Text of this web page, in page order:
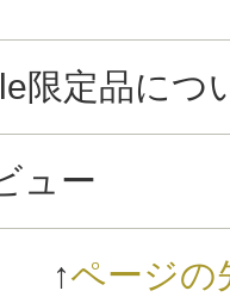
限定品につ
ュー
↑ページの